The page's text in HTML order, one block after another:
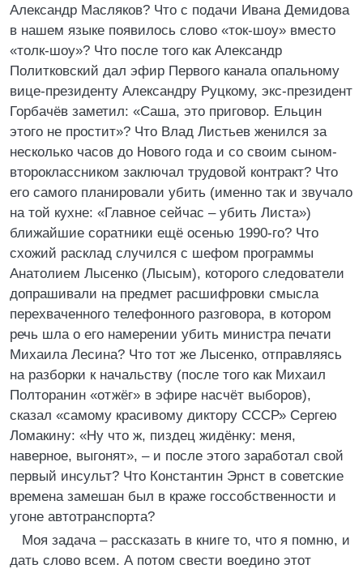
Александр Масляков? Что с подачи Ивана Демидова
в нашем языке появилось слово «ток-шоу» вместо
«толк-шоу»? Что после того как Александр
Политковский дал эфир Первого канала опальному
вице-президенту Александру Руцкому, экс-президент
Горбачёв заметил: «Саша, это приговор. Ельцин
этого не простит»? Что Влад Листьев женился за
несколько часов до Нового года и со своим сыном-
второклассником заключал трудовой контракт? Что
его самого планировали убить (именно так и звучало
на той кухне: «Главное сейчас – убить Листа»)
ближайшие соратники ещё осенью 1990-го? Что
схожий расклад случился с шефом программы
Анатолием Лысенко (Лысым), которого следователи
допрашивали на предмет расшифровки смысла
перехваченного телефонного разговора, в котором
речь шла о его намерении убить министра печати
Михаила Лесина? Что тот же Лысенко, отправляясь
на разборки к начальству (после того как Михаил
Полторанин «отжёг» в эфире насчёт выборов),
сказал «самому красивому диктору СССР» Сергею
Ломакину: «Ну что ж, пиздец жидёнку: меня,
наверное, выгонят», – и после этого заработал свой
первый инсульт? Что Константин Эрнст в советские
времена замешан был в краже госсобственности и
угоне автотранспорта?
Моя задача – рассказать в книге то, что я помню, и
дать слово всем. А потом свести воедино этот